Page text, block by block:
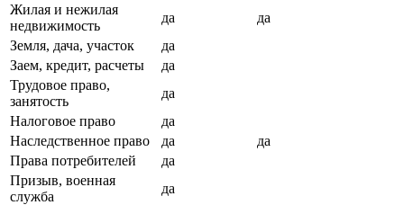
Жилая и нежилая
недвижимость
да
да
Земля, дача, участок
да
Заем, кредит, расчеты
да
Трудовое право,
занятость
да
Налоговое право
да
Наследственное право
да
да
Права потребителей
да
Призыв, военная
служба
да